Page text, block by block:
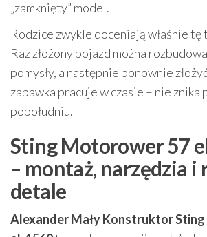
„zamknięty” model.
Rodzice zwykle doceniają właśnie tę
Raz złożony pojazd można
pomysły, a następnie ponownie
zabawka pracuje w czasie – nie znika
popołudniu.
Sting Motorower 57
– montaż, narzędzia i
detale
Alexander Mały Konstruktor